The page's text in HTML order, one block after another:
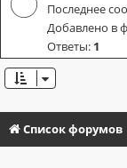
Последнее
Добавлено в
Ответы: 1
Список форумов